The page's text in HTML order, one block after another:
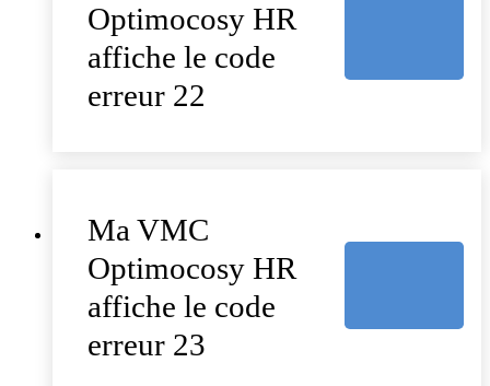
Optimocosy HR
affiche le code
erreur 22
Ma VMC
Optimocosy HR
affiche le code
erreur 23